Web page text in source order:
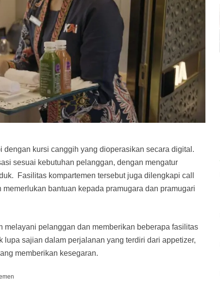
kursi canggih yang dioperasikan secara digital.
sesuai kebutuhan pelanggan, dengan mengatur
Fasilitas kompartemen tersebut juga dilengkapi call
bantuan kepada pramugara dan pramugari
pelanggan dan memberikan beberapa fasilitas
sajian dalam perjalanan yang terdiri dari appetizer,
memberikan kesegaran.